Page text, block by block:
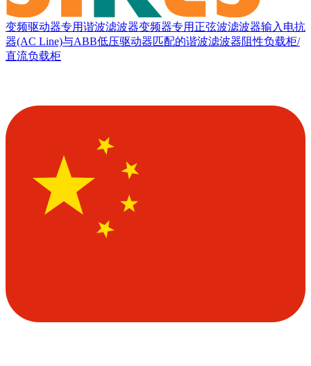
变频驱动器专用谐波滤波器变频器专用正弦波滤波器输入电抗
器(AC Line)与ABB低压驱动器匹配的谐波滤波器阻性负载柜/
直流负载柜